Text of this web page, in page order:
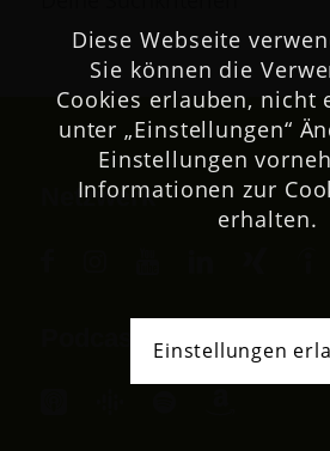
Netzwerk
Diese Webseite
Sie können die
Cookies erlauben, nicht
unter „Einstellungen“
Einstellungen
Informationen zur
erhalten.
Einstellungen